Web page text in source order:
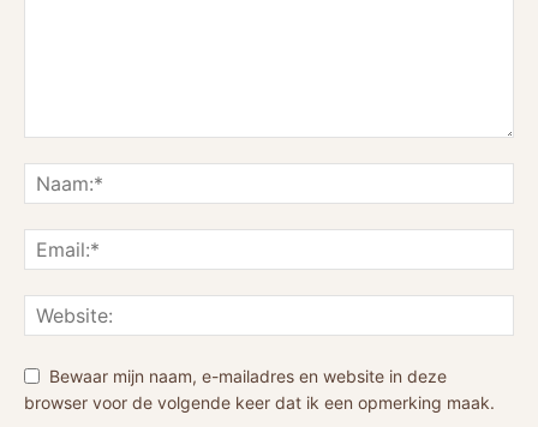
Bewaar mijn naam, e-mailadres en website in deze
browser voor de volgende keer dat ik een opmerking maak.